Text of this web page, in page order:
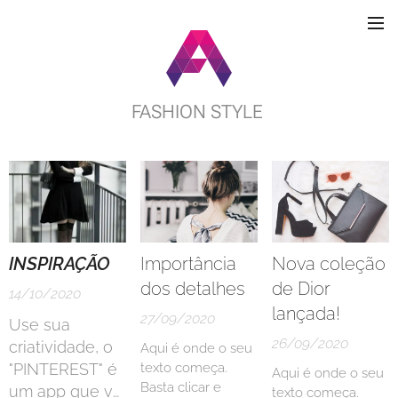
FASHION STYLE
INSPIRAÇÃO
14/10/2020
Use sua
criatividade, o
"PINTEREST" é
um app que vai
Importância
dos detalhes
27/09/2020
Aqui é onde o seu
texto começa.
Basta clicar e
Nova coleção
de Dior
lançada!
26/09/2020
Aqui é onde o seu
texto começa.